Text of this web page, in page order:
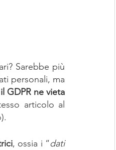
Sarebbe più
personali, ma
GDPR ne vieta
articolo al
, ossia i “dati